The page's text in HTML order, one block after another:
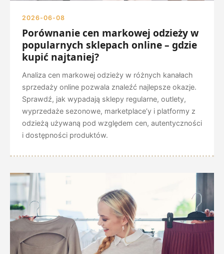
2026-06-08
Porównanie cen markowej odzieży w
popularnych sklepach online – gdzie
kupić najtaniej?
Analiza cen markowej odzieży w różnych kanałach
sprzedaży online pozwala znaleźć najlepsze okazje.
Sprawdź, jak wypadają sklepy regularne, outlety,
wyprzedaże sezonowe, marketplace’y i platformy z
odzieżą używaną pod względem cen, autentyczności
i dostępności produktów.